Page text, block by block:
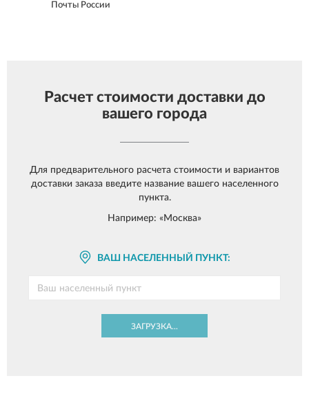
Почты России
Расчет стоимости доставки до
вашего города
Для предварительного расчета стоимости и вариантов
доставки заказа введите название вашего населенного
пункта.
Например: «Москва»
ВАШ НАСЕЛЕННЫЙ ПУНКТ:
ЗАГРУЗКА...